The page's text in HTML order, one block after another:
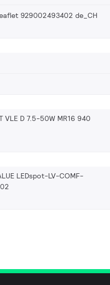
929002493402 de_CH
VLE D 7.5-50W MR16 940
LEDspot-LV-COMF-